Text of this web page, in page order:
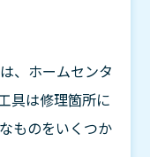
、ホームセンタ
具は修理箇所に
ものをいくつか